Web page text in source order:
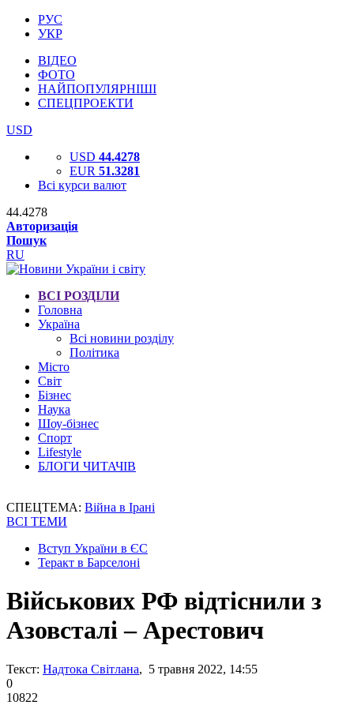
РУС
УКР
ВІДЕО
ФОТО
НАЙПОПУЛЯРНІШІ
СПЕЦПРОЕКТИ
USD
USD 44.4278
EUR 51.3281
Всі курси валют
44.4278
Авторизація
Пошук
RU
ВСІ РОЗДІЛИ
Головна
Україна
Всі новини розділу
Політика
Місто
Світ
Бізнес
Наука
Шоу-бізнес
Спорт
Lifestyle
БЛОГИ ЧИТАЧІВ
СПЕЦТЕМА: Війна в Ірані
ВСІ ТЕМИ
Вступ України в ЄС
Теракт в Барселоні
Військових РФ відтіснили з
Азовсталі – Арестович
Текст: Надтока Світлана, 5 травня 2022, 14:55
0
10822